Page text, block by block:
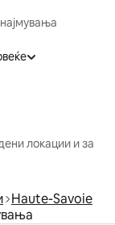
локации и за
Haute-Savoie